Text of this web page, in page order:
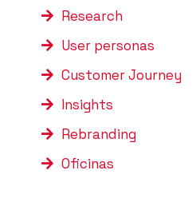
Research
User personas
Customer Journey
Insights
Rebranding
Oficinas